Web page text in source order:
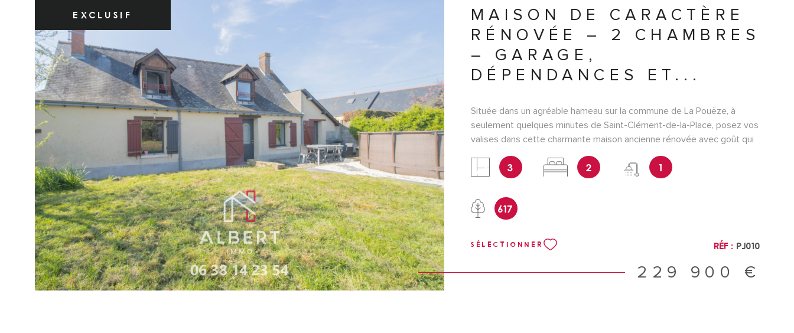
MAISON DE CARACTÈRE
RÉNOVÉE – 2 CHAMBRES
– GARAGE,
DÉPENDANCES ET...
Située dans un agréable hameau sur la commune de La Pouëze, à
seulement quelques minutes de Saint-Clément-de-la-Place, posez vos
valises dans cette charmante maison ancienne rénovée avec goût qui
vous séduira par son authenticité et son environnement paisible, tout
en restant proche des commerces et services. Dès l'entrée, vous
découvrirez, une cuisine aménagée et équipée où le mur en pierres
apparentes apporte beaucoup de cachet, une belle pièce de vie
lumineuse, une salle d'eau spacieuse et fonctionnelle, ainsi que deux
jardin, idéal pour les beaux jours, complété par un garage, un carport et
une dépendance située à quelques mètres de la maison, parfaite pour
le rangement ou le stockage. Que vous soyez à la recherche de votre
résidence principale, d'un investissement, cette maison réunit de
3 2 1
617
SÉLECTIONNER Réf : PJ010
229 900 €
EXCLUSIF
VOIR LE BIEN